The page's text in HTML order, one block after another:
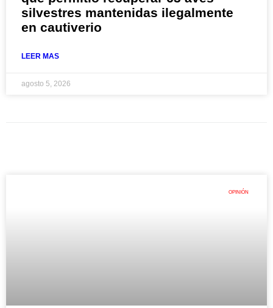
silvestres mantenidas ilegalmente
en cautiverio
LEER MAS
agosto 5, 2026
OPINIÓN